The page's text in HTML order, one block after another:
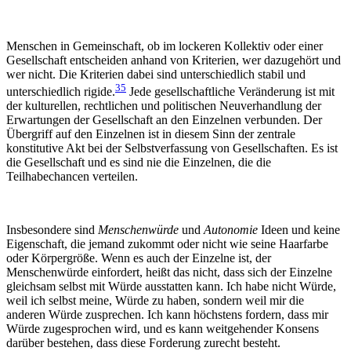
Menschen in Gemeinschaft, ob im lockeren Kollektiv oder einer
Gesellschaft entscheiden anhand von Kriterien, wer dazugehört und
wer nicht. Die Kriterien dabei sind unterschiedlich stabil und
unterschiedlich rigide.35 Jede gesellschaftliche Veränderung ist mit
der kulturellen, rechtlichen und politischen Neuverhandlung der
Erwartungen der Gesellschaft an den Einzelnen verbunden. Der
Übergriff auf den Einzelnen ist in diesem Sinn der zentrale
konstitutive Akt bei der Selbstverfassung von Gesellschaften. Es ist
die Gesellschaft und es sind nie die Einzelnen, die die
Teilhabechancen verteilen.
Insbesondere sind Menschenwürde und Autonomie Ideen und keine
Eigenschaft, die jemand zukommt oder nicht wie seine Haarfarbe
oder Körpergröße. Wenn es auch der Einzelne ist, der
Menschenwürde einfordert, heißt das nicht, dass sich der Einzelne
gleichsam selbst mit Würde ausstatten kann. Ich habe nicht Würde,
weil ich selbst meine, Würde zu haben, sondern weil mir die
anderen Würde zusprechen. Ich kann höchstens fordern, dass mir
Würde zugesprochen wird, und es kann weitgehender Konsens
darüber bestehen, dass diese Forderung zurecht besteht.